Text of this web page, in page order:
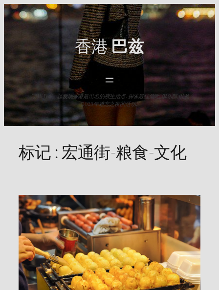
Skip
to
content
香港巴兹
与HK Baz一起发现香港最出名的夜生活点. 探索最佳酒吧,俱乐部,以及
2025年难忘之夜的活动.
标记 :宏通街-粮食-文化